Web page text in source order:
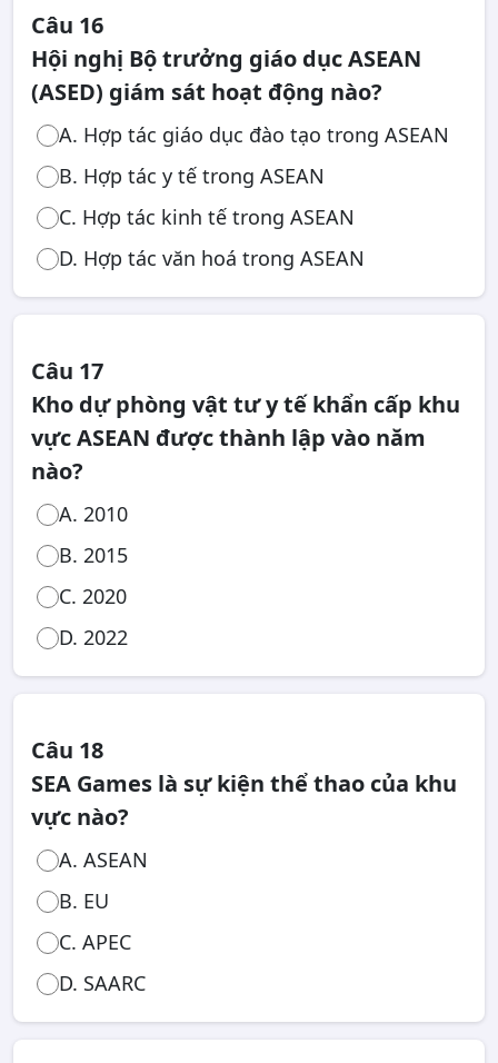
Câu 16
Hội nghị Bộ trưởng giáo dục ASEAN
(ASED) giám sát hoạt động nào?
A. Hợp tác giáo dục đào tạo trong ASEAN
B. Hợp tác y tế trong ASEAN
C. Hợp tác kinh tế trong ASEAN
D. Hợp tác văn hoá trong ASEAN
Câu 17
Kho dự phòng vật tư y tế khẩn cấp khu
vực ASEAN được thành lập vào năm
nào?
A. 2010
B. 2015
C. 2020
D. 2022
Câu 18
SEA Games là sự kiện thể thao của khu
vực nào?
A. ASEAN
B. EU
C. APEC
D. SAARC